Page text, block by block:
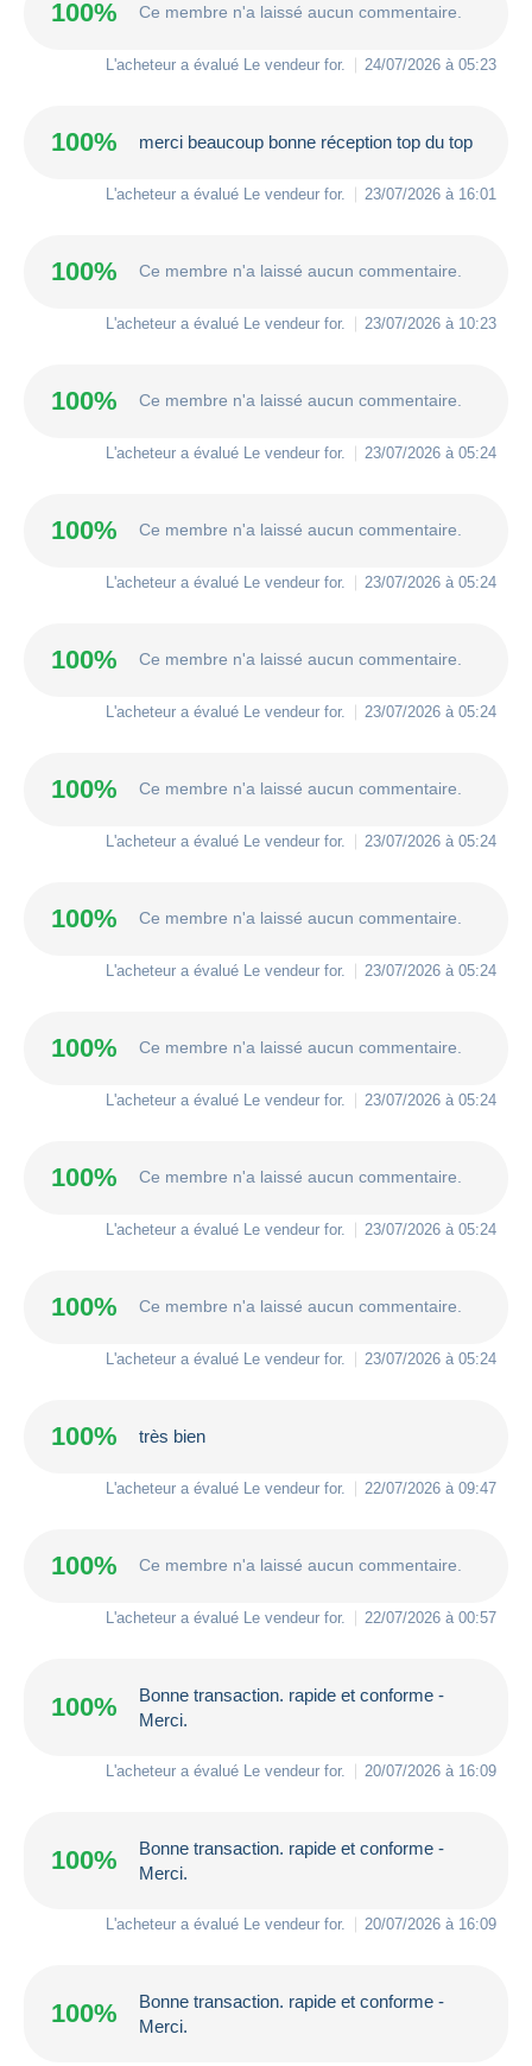
100% Ce membre n'a laissé aucun commentaire.
L'acheteur a évalué Le vendeur for. 24/07/2026 à 05:23
100% merci beaucoup bonne réception top du top
L'acheteur a évalué Le vendeur for. 23/07/2026 à 16:01
100% Ce membre n'a laissé aucun commentaire.
L'acheteur a évalué Le vendeur for. 23/07/2026 à 10:23
100% Ce membre n'a laissé aucun commentaire.
L'acheteur a évalué Le vendeur for. 23/07/2026 à 05:24
100% Ce membre n'a laissé aucun commentaire.
L'acheteur a évalué Le vendeur for. 23/07/2026 à 05:24
100% Ce membre n'a laissé aucun commentaire.
L'acheteur a évalué Le vendeur for. 23/07/2026 à 05:24
100% Ce membre n'a laissé aucun commentaire.
L'acheteur a évalué Le vendeur for. 23/07/2026 à 05:24
100% Ce membre n'a laissé aucun commentaire.
L'acheteur a évalué Le vendeur for. 23/07/2026 à 05:24
100% Ce membre n'a laissé aucun commentaire.
L'acheteur a évalué Le vendeur for. 23/07/2026 à 05:24
100% Ce membre n'a laissé aucun commentaire.
L'acheteur a évalué Le vendeur for. 23/07/2026 à 05:24
100% Ce membre n'a laissé aucun commentaire.
L'acheteur a évalué Le vendeur for. 23/07/2026 à 05:24
100% très bien
L'acheteur a évalué Le vendeur for. 22/07/2026 à 09:47
100% Ce membre n'a laissé aucun commentaire.
L'acheteur a évalué Le vendeur for. 22/07/2026 à 00:57
100%
Bonne transaction. rapide et conforme -
Merci.
L'acheteur a évalué Le vendeur for. 20/07/2026 à 16:09
100%
Bonne transaction. rapide et conforme -
Merci.
L'acheteur a évalué Le vendeur for. 20/07/2026 à 16:09
100%
Bonne transaction. rapide et conforme -
Merci.